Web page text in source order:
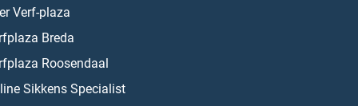
Verf-plaza
Breda
Roosendaal
Sikkens Specialist